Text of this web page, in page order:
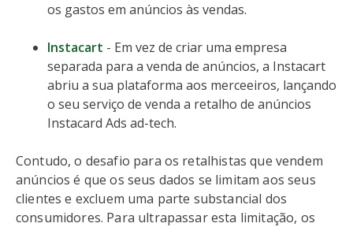
os gastos em anúncios às vendas.
Instacart - Em vez de criar uma empresa
separada para a venda de anúncios, a Instacart
abriu a sua plataforma aos merceeiros, lançando
o seu serviço de venda a retalho de anúncios
Instacard Ads ad-tech.
Contudo, o desafio para os retalhistas que vendem
anúncios é que os seus dados se limitam aos seus
clientes e excluem uma parte substancial dos
consumidores. Para ultrapassar esta limitação, os